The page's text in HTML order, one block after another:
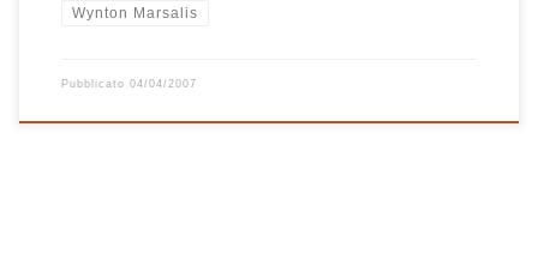
Wynton Marsalis
Pubblicato 04/04/2007